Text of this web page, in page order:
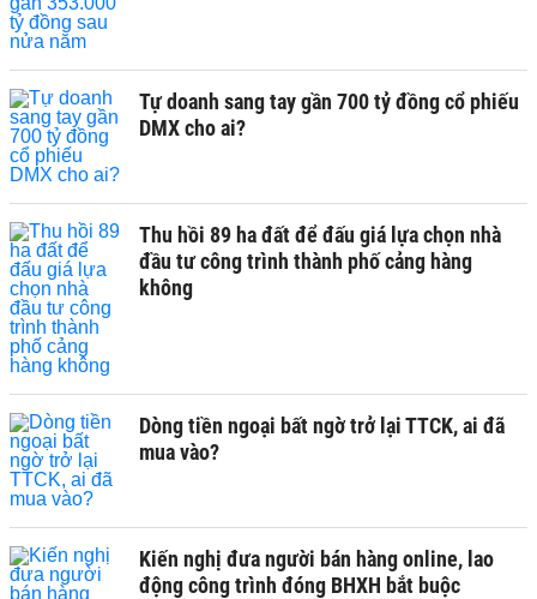
Tự doanh sang tay gần 700 tỷ đồng cổ phiếu
DMX cho ai?
Thu hồi 89 ha đất để đấu giá lựa chọn nhà
đầu tư công trình thành phố cảng hàng
không
Dòng tiền ngoại bất ngờ trở lại TTCK, ai đã
mua vào?
Kiến nghị đưa người bán hàng online, lao
động công trình đóng BHXH bắt buộc